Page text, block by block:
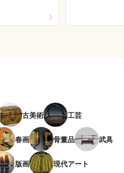
古美術 工芸
春画 骨董品 武具
版画 現代アート